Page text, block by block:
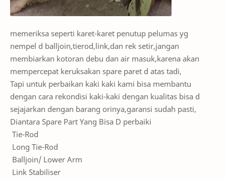
memeriksa seperti karet-karet penutup pelumas yg
nempel d balljoin,tierod,link,dan rek setir,jangan
membiarkan kotoran debu dan air masuk,karena akan
mempercepat keruksakan spare paret d atas tadi,
Tapi untuk perbaikan kaki kaki kami bisa membantu
dengan cara rekondisi kaki-kaki dengan kualitas bisa d
sejajarkan dengan barang orinya,garansi sudah pasti,
Diantara Spare Part Yang Bisa D perbaiki
Tie-Rod
Long Tie-Rod
Balljoin/ Lower Arm
Link Stabiliser